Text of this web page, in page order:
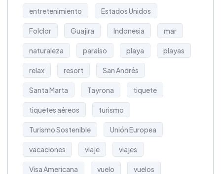
entretenimiento Estados Unidos
Folclor Guajira Indonesia mar
naturaleza paraíso playa playas
relax resort San Andrés
Santa Marta Tayrona tiquete
tiquetes aéreos turismo
Turismo Sostenible Unión Europea
vacaciones viaje viajes
Visa Americana vuelo vuelos